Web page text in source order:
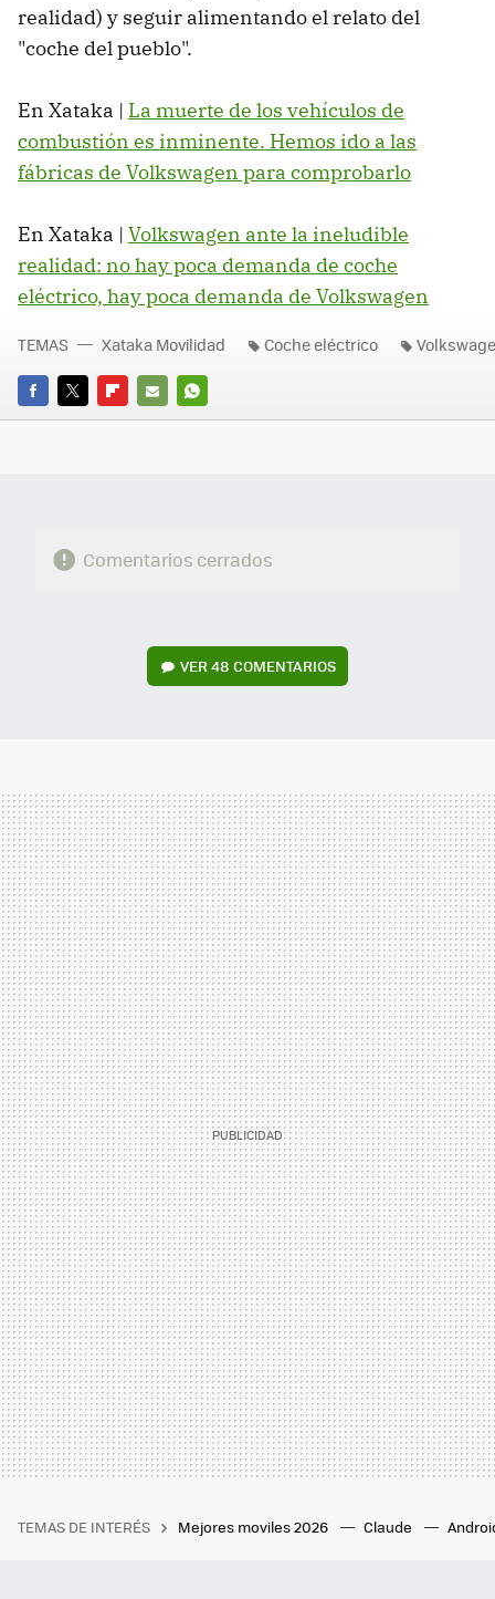
realidad) y seguir alimentando el relato del
"coche del pueblo".
En Xataka | La muerte de los vehículos de
combustión es inminente. Hemos ido a las
fábricas de Volkswagen para comprobarlo
En Xataka | Volkswagen ante la ineludible
realidad: no hay poca demanda de coche
eléctrico, hay poca demanda de Volkswagen
FACEBOOK
TWITTERFLIPBOARD
E-
WHATSAPP
TEMAS Xataka Movilidad Coche eléctrico
Comentarios cerrados
VER48 COMENTARIOS
TEMAS DE INTERÉS Mejores moviles 2026 Claude